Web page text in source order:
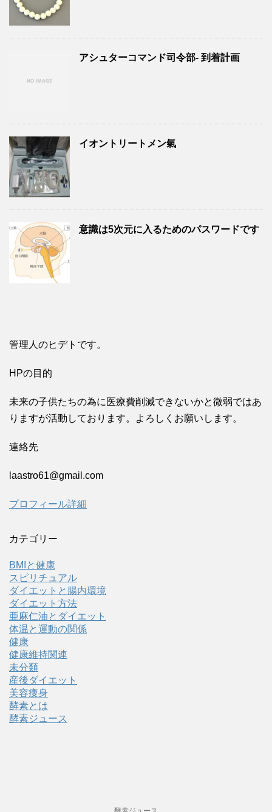
アシュターコマンド司令部- 到着計画
イオントリートメン氣
意識は5次元に入るためのパスワードです
管理人のヒデトです。
HPの目的
未来の子供たちの為に医療費削減できないかと微弱ではあ
りますが活動しております。よろしくお願いします。
連絡先
laastro61@gmail.com
プロフィール詳細
カテゴリー
BMIと健康
スピリチュアル
ダイエットと腸内環境
ダイエット方法
亜麻仁油とダイエット
体温と運動の関係
健康
健康維持関連
未分類
産後ダイエット
美容痩身
酵素とは
酵素ジュース